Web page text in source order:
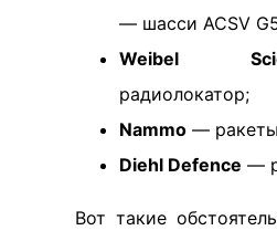
— шасси ACSV
Weibel
радиолокатор;
Nammo —
Diehl Defence —
Вот такие